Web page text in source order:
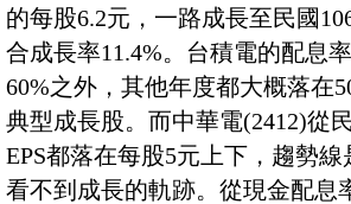
的每股6.2元，一路成長至民國
合成長率11.4%。台積電的配息
60%之外，其他年度都大概落在
典型成長股。而中華電(2412)從
EPS都落在每股5元上下，趨勢
看不到成長的軌跡。從現金配息